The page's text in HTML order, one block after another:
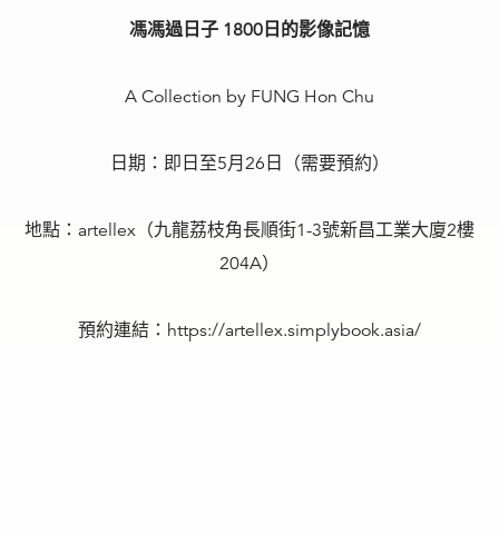
馮馮過日子 1800日的影像記憶
A Collection by FUNG Hon Chu
日期：即日至5月26日（需要預約）
地點：artellex（九龍荔枝角長順街1-3號新昌工業大廈2樓
204A）
預約連結：https://artellex.simplybook.asia/